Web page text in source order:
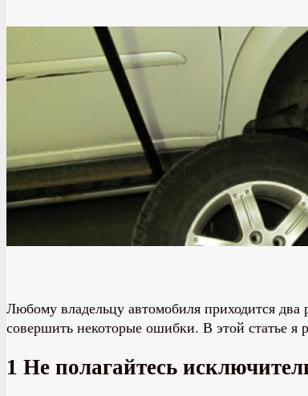
Любому владельцу автомобиля приходится два
совершить некоторые ошибки. В этой статье
1 Не полагайтесь